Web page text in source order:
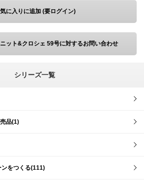
に入りに追加 (要ログイン)
ット&クロシェ 59号に対するお問い合わせ
シリーズ一覧
品(1)
をつくる(111)